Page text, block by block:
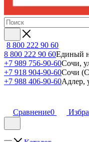
8 800 222 90 60
8 800 222 90 60Единый
+7 989 756-90-60Сочи,
+7 918 904-90-60Сочи
+7 988 406-90-60Адлер,
Сравнение0